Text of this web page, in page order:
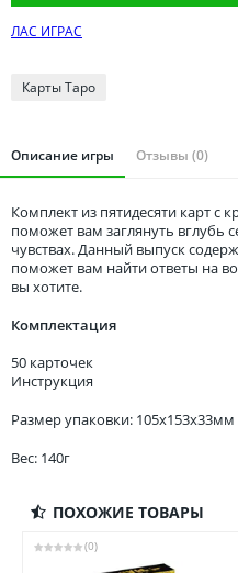
Ульяновская область
ЛАС ИГРАС
Карты Таро
Описание игры Отзывы (0)
Комплект из пятидесяти карт
поможет вам заглянуть вглубь
чувствах. Данный выпуск
поможет вам найти ответы на
вы хотите.
Комплектация
50 карточек
Инструкция
Размер упаковки: 105x153x33мм
Вес: 140г
ПОХОЖИЕ ТОВАРЫ
(0)